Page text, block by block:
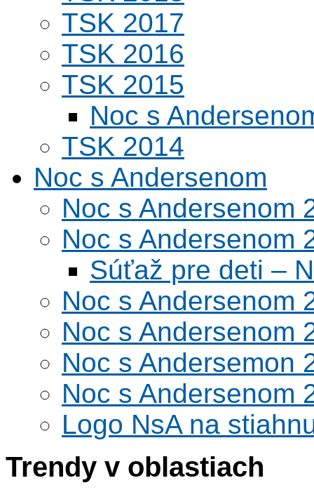
TSK 2017
TSK 2016
TSK 2015
Noc s
TSK 2014
Noc s Andersenom
Noc s Andersenom
Noc s Andersenom
Súťaž pre deti –
Noc s Andersenom
Noc s Andersenom
Noc s Andersemon
Noc s Andersenom
Logo NsA na
Trendy v oblastiach